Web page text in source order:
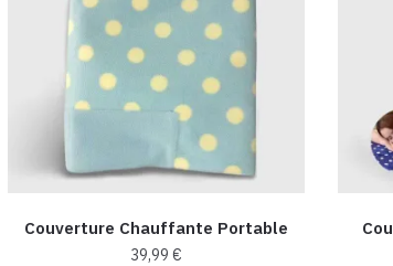
Couverture Chauffante Portable
39,99 €